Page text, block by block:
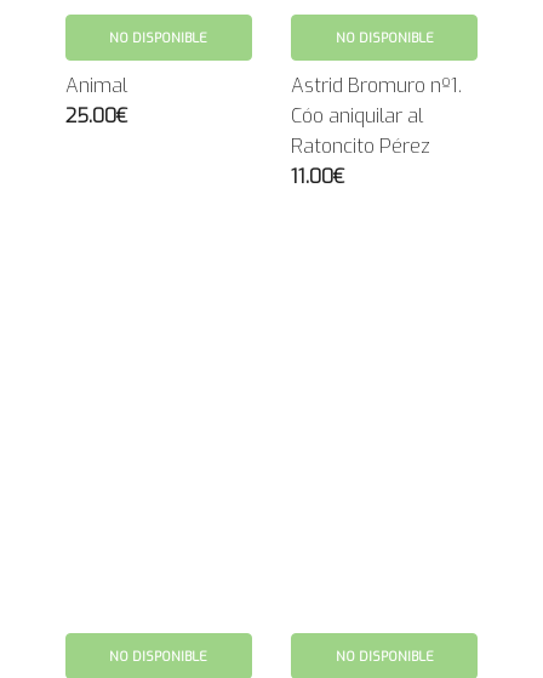
NO DISPONIBLE
Animal
25.00€
NO DISPONIBLE
Astrid Bromuro nº1.
Cóo aniquilar al
Ratoncito Pérez
11.00€
NO DISPONIBLE NO DISPONIBLE